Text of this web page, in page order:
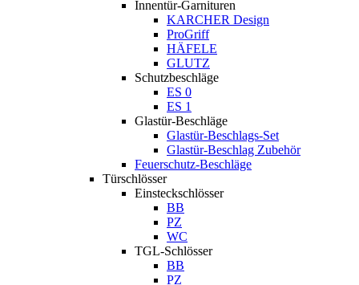
Innentür-Garnituren
KARCHER Design
ProGriff
HÄFELE
GLUTZ
Schutzbeschläge
ES 0
ES 1
Glastür-Beschläge
Glastür-Beschlags-Set
Glastür-Beschlag Zubehör
Feuerschutz-Beschläge
Türschlösser
Einsteckschlösser
BB
PZ
WC
TGL-Schlösser
BB
PZ